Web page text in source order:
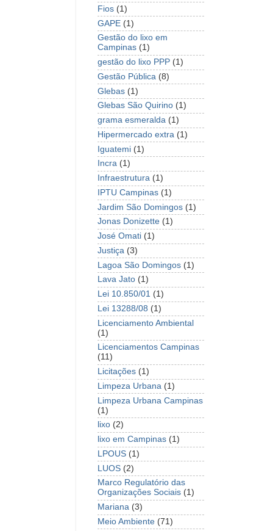
Fios (1)
GAPE (1)
Gestão do lixo em
Campinas (1)
gestão do lixo PPP (1)
Gestão Pública (8)
Glebas (1)
Glebas São Quirino (1)
grama esmeralda (1)
Hipermercado extra (1)
Iguatemi (1)
Incra (1)
Infraestrutura (1)
IPTU Campinas (1)
Jardim São Domingos (1)
Jonas Donizette (1)
José Omati (1)
Justiça (3)
Lagoa São Domingos (1)
Lava Jato (1)
Lei 10.850/01 (1)
Lei 13288/08 (1)
Licenciamento Ambiental
(1)
Licenciamentos Campinas
(11)
Licitações (1)
Limpeza Urbana (1)
Limpeza Urbana Campinas
(1)
lixo (2)
lixo em Campinas (1)
LPOUS (1)
LUOS (2)
Marco Regulatório das
Organizações Sociais (1)
Mariana (3)
Meio Ambiente (71)